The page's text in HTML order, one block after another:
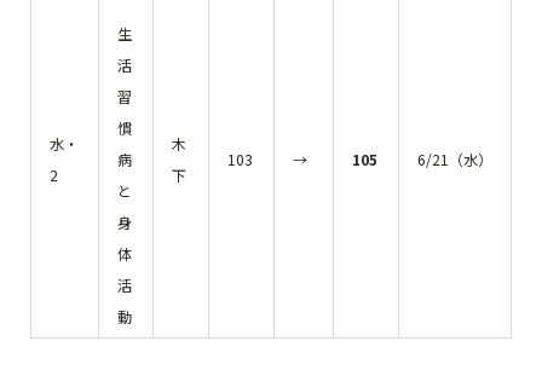
水・
2
生
活
習
慣
病
と
身
体
活
動
木
下
103 → 105 6/21（水）